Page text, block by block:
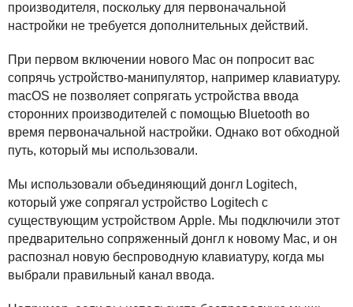
производителя, поскольку для первоначальной
настройки не требуется дополнительных действий.
При первом включении нового Mac он попросит вас
сопрячь устройство-манипулятор, например клавиатуру.
macOS не позволяет сопрягать устройства ввода
сторонних производителей с помощью Bluetooth во
время первоначальной настройки. Однако вот обходной
путь, который мы использовали.
Мы использовали объединяющий донгл Logitech,
который уже сопрягал устройство Logitech с
существующим устройством Apple. Мы подключили этот
предварительно сопряженный донгл к новому Mac, и он
распознал новую беспроводную клавиатуру, когда мы
выбрали правильный канал ввода.